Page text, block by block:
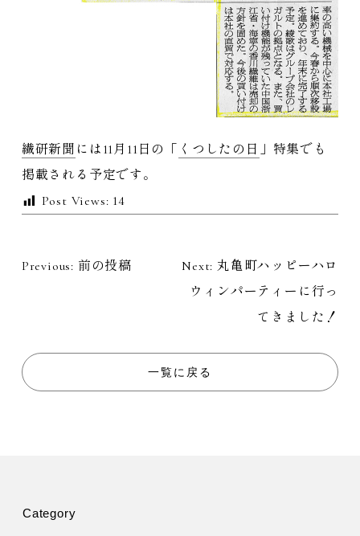
繊研新聞 には11月11日の「 くつしたの日 」特集でも
掲載される予定です。
Post Views: 14
投
ナ
ビ
Previous: 前の投稿 Next: 丸亀町ハッピーハロ
ウィンパーティーに行っ
てきました！
一覧に戻る
Category